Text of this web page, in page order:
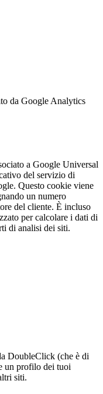
da Google Analytics
a Google Universal
del servizio di
Questo cookie viene
un numero
del cliente. È incluso
per calcolare i dati di
di analisi dei siti.
DoubleClick (che è di
un profilo dei tuoi
siti.